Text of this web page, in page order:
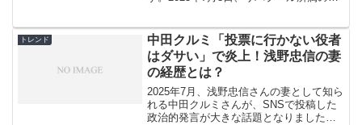
か2週間という短すぎる新婚生活、3人の
愛する子どもた...
トレンド
中田クルミ「投票に行かない役者
はダサい」で炎上！浅野忠信の妻
の経歴とは？
2025年7月、浅野忠信さんの妻として知ら
れる中田クルミさんが、SNSで投稿した
政治的発言が大きな話題となりました。